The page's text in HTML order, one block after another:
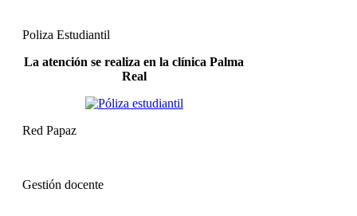
Poliza Estudiantil
La atención se realiza en la clínica Palma
Real
Red Papaz
Gestión docente